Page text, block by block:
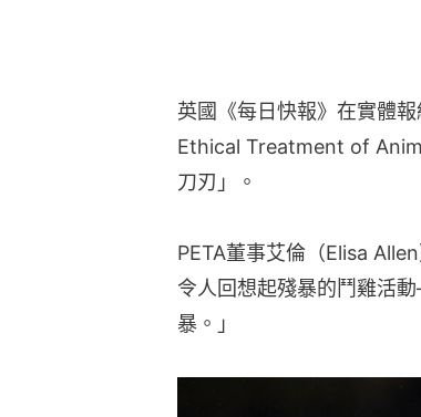
英國《每日快報》在實體
Ethical Treatment of
刀刃」。
PETA董事艾倫（Elisa
令人回想起殘暴的鬥雞活
暴。」